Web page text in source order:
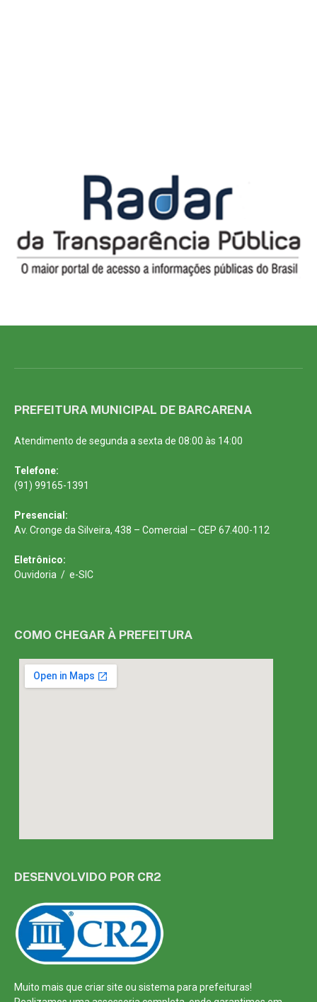
PREFEITURA MUNICIPAL DE BARCARENA
Atendimento de segunda a sexta de 08:00 às 14:00
Telefone:
(91) 99165-1391
Presencial:
Av. Cronge da Silveira, 438 – Comercial – CEP 67.400-112
Eletrônico:
Ouvidoria / e-SIC
COMO CHEGAR À PREFEITURA
DESENVOLVIDO POR CR2
Muito mais que criar site ou sistema para prefeituras!